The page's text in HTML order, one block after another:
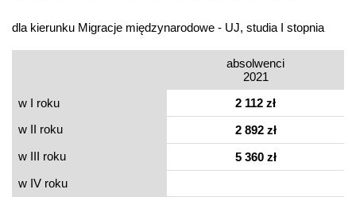
dla kierunku Migracje międzynarodowe - UJ, studia I stopnia
absolwenci
2021
w I roku
2 112 zł
w II roku
2 892 zł
w III roku
5 360 zł
w IV roku